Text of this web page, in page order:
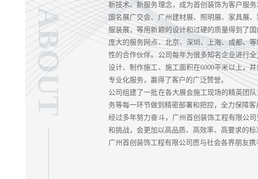
ABOUT
新技术、新服务理念，成为首创装饰为客户服
国名展广交会、广州建材展、照明展、家具展
服装展，等用新颖的设计和过硬的质量得到了
庞大的服务网点、北京、深圳、上海、成都、
性的合作伙伴。公司每年为很多知名企业进行
设计、制作施工、施工面积在6000平米以上，
专业化服务，赢得了客户的广泛赞誉。
公司组建了一批在各大展会施工现场的精英团
务等每一环节做到精密部署和把控，全力保障客
经过多年努力奋斗，广州首创装饰工程有限公
和挑战，会更加以高品质、高效率、高要求的标
广州首创装饰工程有限公司愿与社会各界朋友携